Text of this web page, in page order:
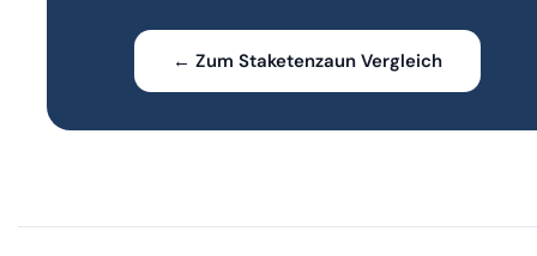
← Zum Staketenzaun Vergleich